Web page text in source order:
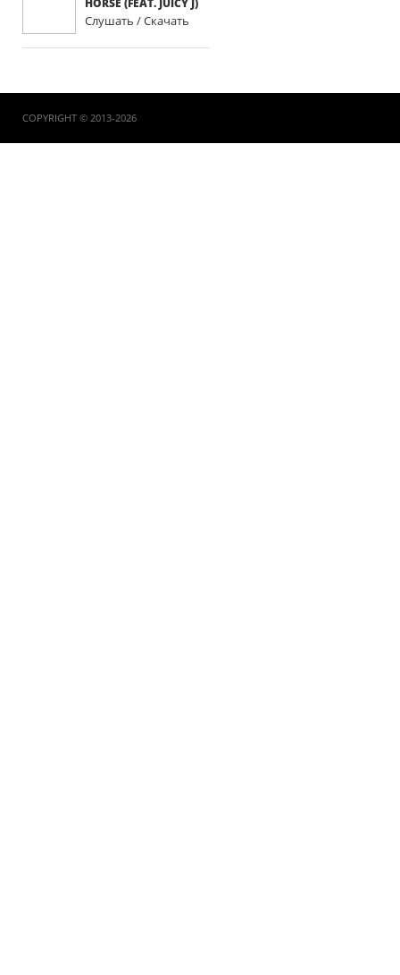
HORSE (FEAT. JUICY J)
Слушать / Скачать
COPYRIGHT © 2013-2026